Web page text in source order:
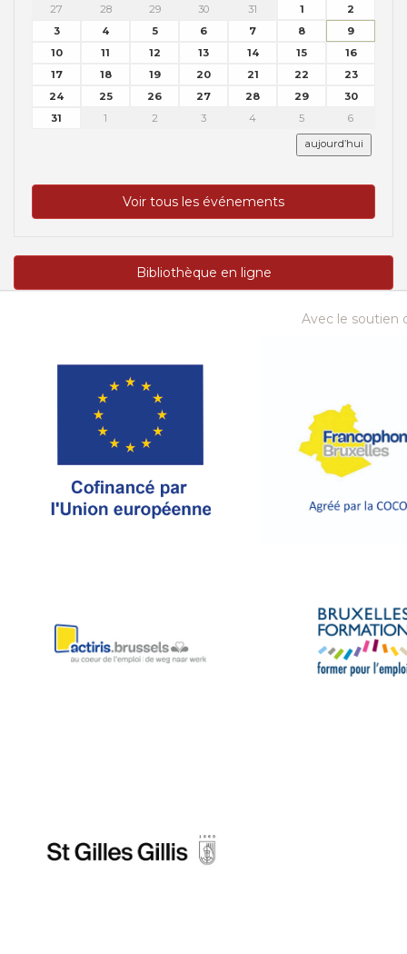
27
28 29 30 31 1
2
3
4 5 6 7 8
9
10
11 12 13 14 15
16
17
18 19 20 21 22
23
24
25 26 27 28 29
30
31
1 2 3 4 5 6
aujourd’hui
Voir tous les événements
Bibliothèque en ligne
Avec le soutien